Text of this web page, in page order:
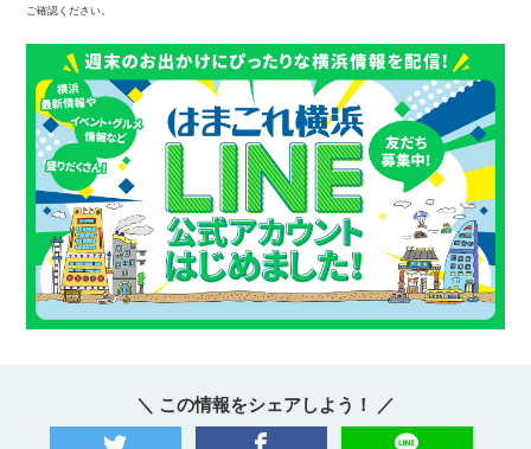
ご確認ください。
＼ この情報をシェアしよう！ ／